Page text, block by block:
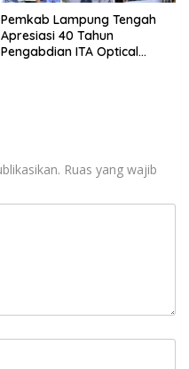
Pemkab Lampung Tengah
Apresiasi 40 Tahun
Pengabdian ITA Optical
Ruas yang wajib